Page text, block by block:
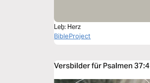
Leḇ: Herz
BibleProject
Versbilder für Psalmen 37:4